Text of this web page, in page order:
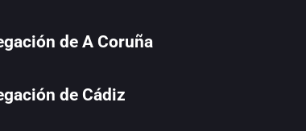
de A Coruña
de Cádiz